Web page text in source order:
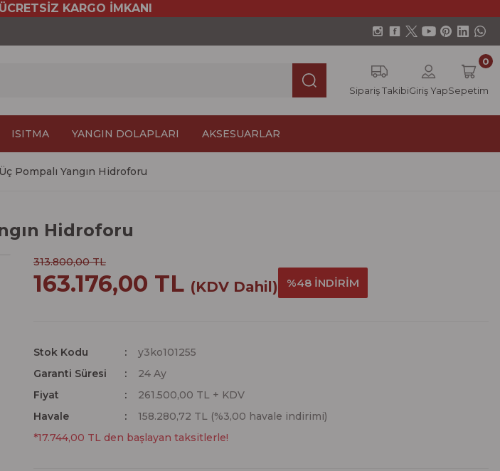
KARGO İMKANI
Sipariş TakibiGiriş YapSepetim
0
ISITMA YANGIN DOLAPLARI AKSESUARLAR
Pompalı Yangın Hidroforu
Hidroforu
313.800,00 TL
163.176,00 TL (KDV Dahil) %48 İNDİRİM
Stok Kodu
y3ko101255
Garanti Süresi
24 Ay
Fiyat
261.500,00 TL + KDV
Havale
158.280,72 TL (%3,00 havale indirimi)
*17.744,00 TL den başlayan taksitlerle!